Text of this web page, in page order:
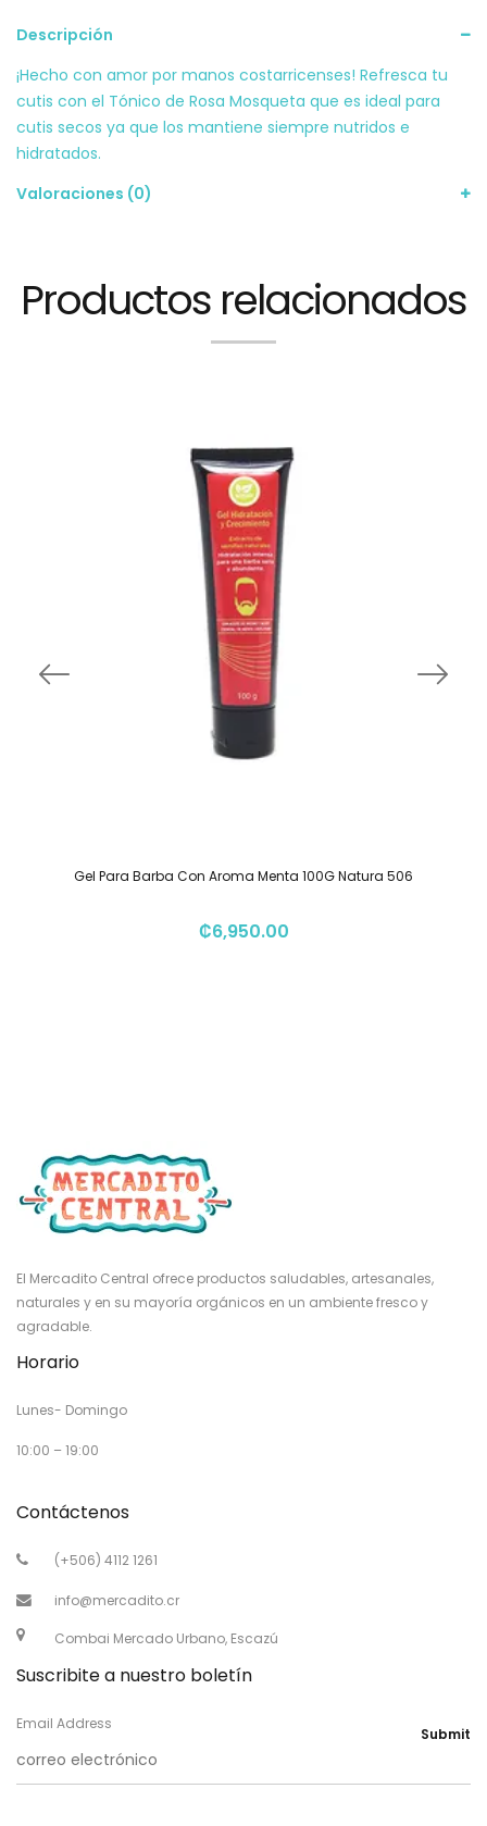
Descripción
¡Hecho con amor por manos costarricenses! Refresca tu
cutis con el Tónico de Rosa Mosqueta que es ideal para
cutis secos ya que los mantiene siempre nutridos e
hidratados.
Valoraciones (0)
Productos relacionados
Gel Para Barba Con Aroma Menta 100G Natura 506
₡6,950.00
El Mercadito Central ofrece productos saludables, artesanales,
naturales y en su mayoría orgánicos en un ambiente fresco y
agradable.
Horario
Lunes- Domingo
10:00 – 19:00
Contáctenos
(+506) 4112 1261
info@mercadito.cr
Combai Mercado Urbano, Escazú
Suscribite a nuestro boletín
Email Address
Submit